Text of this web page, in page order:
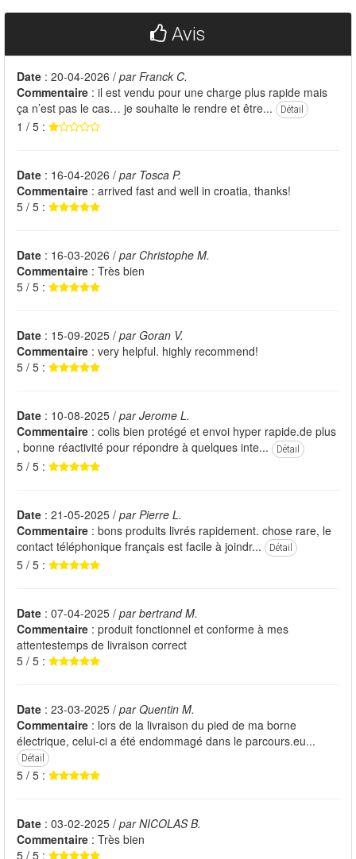
Avis
Date : 20-04-2026 / par Franck C.
Commentaire : il est vendu pour une charge plus rapide mais
ça n’est pas le cas… je souhaite le rendre et être...
Détail
1 / 5 :
Date : 16-04-2026 / par Tosca P.
Commentaire : arrived fast and well in croatia, thanks!
5 / 5 :
Date : 16-03-2026 / par Christophe M.
Commentaire : Très bien
5 / 5 :
Date : 15-09-2025 / par Goran V.
Commentaire : very helpful. highly recommend!
5 / 5 :
Date : 10-08-2025 / par Jerome L.
Commentaire : colis bien protégé et envoi hyper rapide.de plus
, bonne réactivité pour répondre à quelques inte...
Détail
5 / 5 :
Date : 21-05-2025 / par Pierre L.
Commentaire : bons produits livrés rapidement. chose rare, le
contact téléphonique français est facile à joindr...
Détail
5 / 5 :
Date : 07-04-2025 / par bertrand M.
Commentaire : produit fonctionnel et conforme à mes
attentestemps de livraison correct
5 / 5 :
Date : 23-03-2025 / par Quentin M.
Commentaire : lors de la livraison du pied de ma borne
électrique, celui-ci a été endommagé dans le parcours.eu...
Détail
5 / 5 :
Date : 03-02-2025 / par NICOLAS B.
Commentaire : Très bien
5 / 5 :